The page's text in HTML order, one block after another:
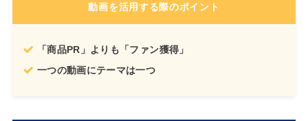
動画を活用する際のポイント
「商品PR」よりも「ファン獲得」
一つの動画にテーマは一つ